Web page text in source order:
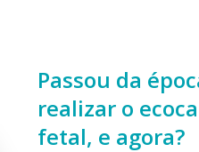
Passou da
realizar o
fetal, e agora?